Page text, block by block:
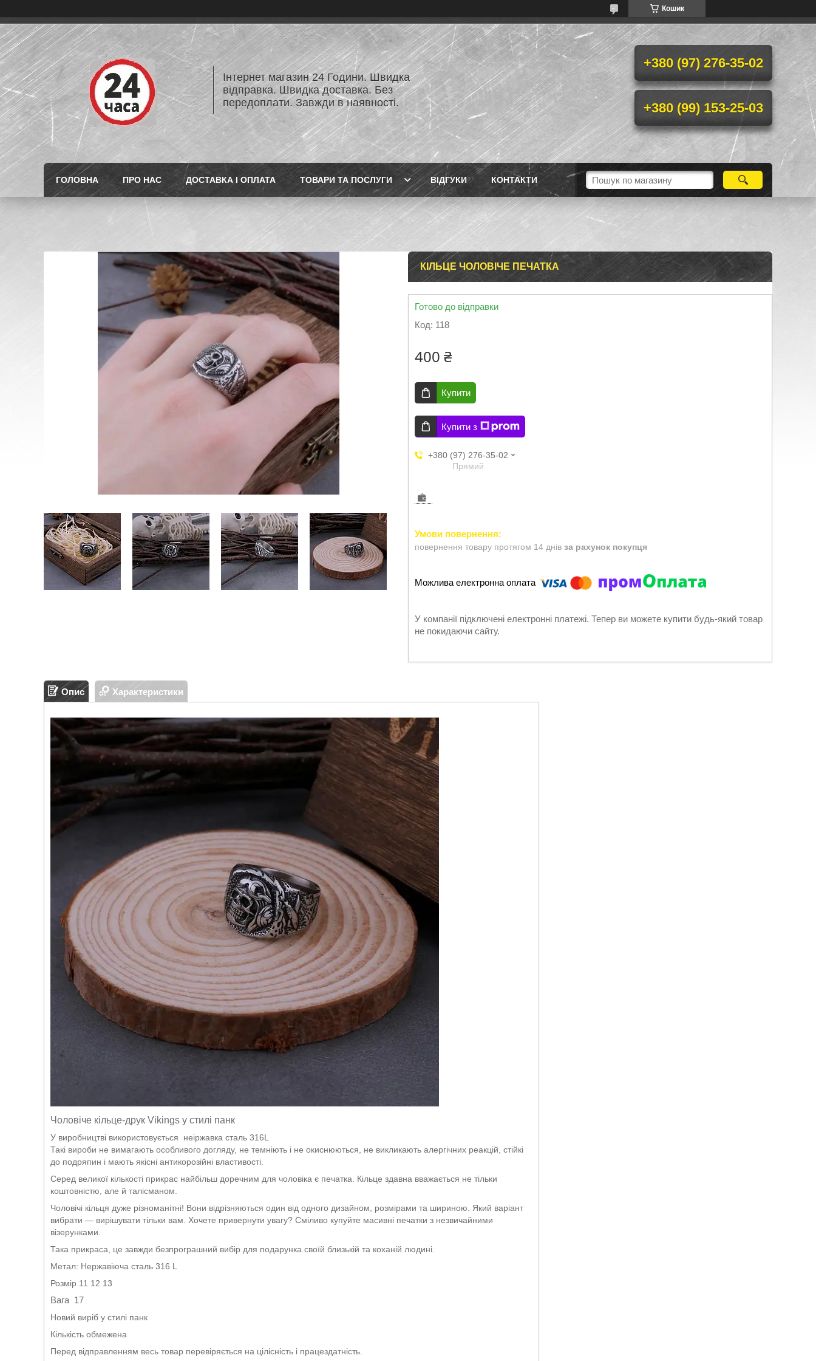
Кошик
Інтернет магазин 24 Години. Швидка
відправка. Швидка доставка. Без
передоплати. Завжди в наявності.
+380 (97) 276-35-02
+380 (99) 153-25-03
ГОЛОВНА ПРО НАС ДОСТАВКА І ОПЛАТА ТОВАРИ ТА ПОСЛУГИ ВІДГУКИ КОНТАКТИ
КІЛЬЦЕ ЧОЛОВІЧЕ ПЕЧАТКА
Готово до відправки
Код: 118
400 ₴
Купити
Купити з
+380 (97) 276-35-02
Прямий
повернення товару протягом 14 днів за рахунок покупця
У компанії підключені електронні платежі. Тепер ви можете купити будь-який товар
не покидаючи сайту.
Опис Характеристики
Чоловіче кільце-друк Vikings у стилі панк
У виробництві використовується неіржавка сталь 316L
Такі вироби не вимагають особливого догляду, не темніють і не окиснюються, не викликають алергічних реакцій, стійкі
до подряпин і мають якісні антикорозійні властивості.
Серед великої кількості прикрас найбільш доречним для чоловіка є печатка. Кільце здавна вважається не тільки
коштовністю, але й талісманом.
Чоловічі кільця дуже різноманітні! Вони відрізняються один від одного дизайном, розмірами та шириною. Який варіант
вибрати — вирішувати тільки вам. Хочете привернути увагу? Сміливо купуйте масивні печатки з незвичайними
візерунками.
Така прикраса, це завжди безпрограшний вибір для подарунка своїй близькій та коханій людині.
Метал: Нержавіюча сталь 316 L
Розмір 11 12 13
Вага 17
Новий виріб у стилі панк
Кількість обмежена
Перед відправленням весь товар перевіряється на цілісність і працездатність.